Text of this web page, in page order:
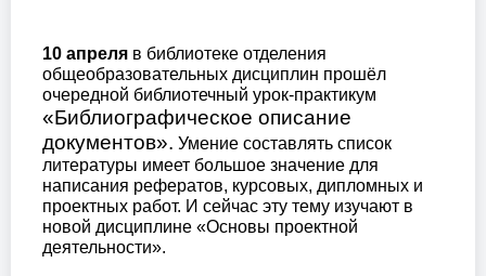
10 апреля в библиотеке отделения
общеобразовательных дисциплин прошёл
очередной библиотечный урок-практикум
«Библиографическое описание
документов». Умение составлять список
литературы имеет большое значение для
написания рефератов, курсовых, дипломных и
проектных работ. И сейчас эту тему изучают в
новой дисциплине «Основы проектной
деятельности».